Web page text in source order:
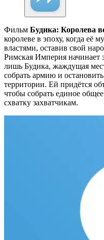
Фильм Будика: Королева
королеве в эпоху, когда её
властями, оставив свой
Римская Империя начинает
лишь Будика, жаждущая
собрать армию и
территории. Ей придётся
чтобы собрать единое
схватку захватчикам.